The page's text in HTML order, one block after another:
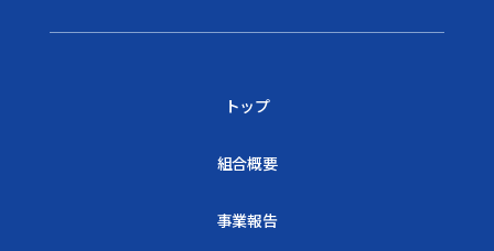
トップ
組合概要
事業報告